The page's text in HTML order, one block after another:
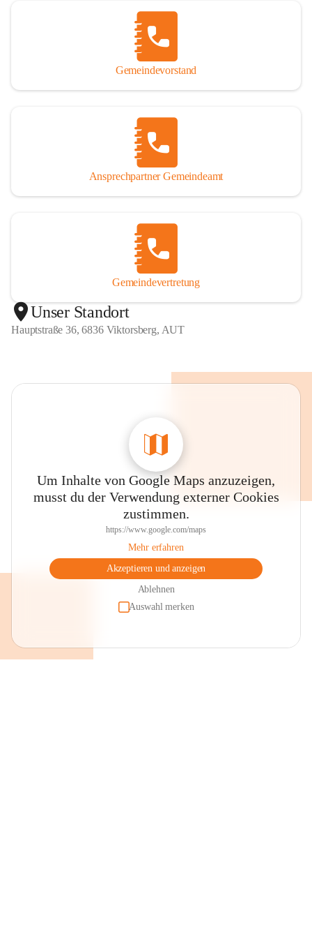
Gemeindevorstand
Ansprechpartner Gemeindeamt
Gemeindevertretung
Unser Standort
Hauptstraße 36, 6836 Viktorsberg, AUT
Um Inhalte von Google Maps anzuzeigen,
musst du der Verwendung externer Cookies
zustimmen.
https://www.google.com/maps
Mehr erfahren
Akzeptieren und anzeigen
Ablehnen
Auswahl merken